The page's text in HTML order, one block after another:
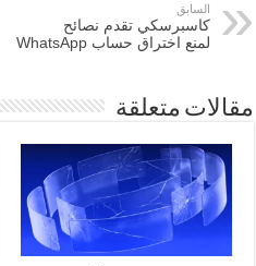
السابق
كاسبرسكي تقدم نصائح
لمنع اختراق حساب WhatsApp
مقالات متعلقة